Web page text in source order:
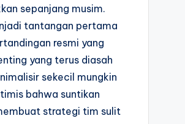
sepanjang musim.
tantangan pertama
resmi yang
yang terus diasah
sekecil mungkin
bahwa suntikan
strategi tim sulit